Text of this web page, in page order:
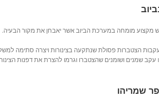
מקצוע מומחה במערכת הביוב אשר יאבחן את מקור הבעיה.
הצטברות פסולת שנתקעה בצינורות ויצרה סתימה
עקב שמנים ושומנים שהצטברו וגרמו להצרת את דפנות
שמריהו